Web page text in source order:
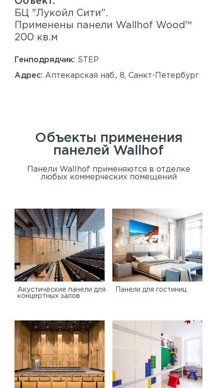
БЦ "Лукойл Сити".
Применены панели Wallhof Wood™
200 кв.м
Генподрядчик: STEP
Адрес: Аптекарская наб., 8, Санкт-Петербург
Объекты применения
панелей Wallhof
Панели Wallhof применяются в отделке
любых коммерческих помещений
Акустические панели для
концертных залов
Панели для гостиниц